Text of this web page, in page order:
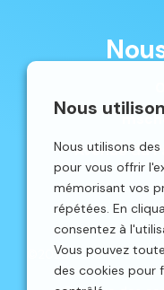
Nous
Nous utilisons
pour vous offrir
mémorisant vos
répétées. En
consentez à
Vous pouvez
des cookies pour
Avenue du
©2026 Schêne. Site